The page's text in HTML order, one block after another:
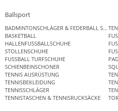
Ballsport
BADMINTONSCHLÄGER & FEDERBALL SETS
BASKETBALL
HALLENFUSSBALLSCHUHE
STOLLENSCHUHE
FUSSBALL TURFSCHUHE
SCHIENBEINSCHONER
TENNIS AUSRÜSTUNG
TENNISBEKLEIDUNG
TENNISSCHLÄGER
TENNISTASCHEN & TENNISRUCKSÄCKE